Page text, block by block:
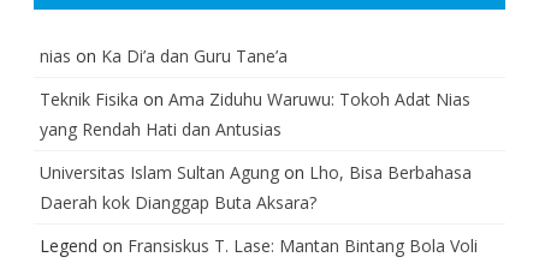
nias on Ka Di’a dan Guru Tane’a
Teknik Fisika on Ama Ziduhu Waruwu: Tokoh Adat Nias
yang Rendah Hati dan Antusias
Universitas Islam Sultan Agung on Lho, Bisa Berbahasa
Daerah kok Dianggap Buta Aksara?
Legend on Fransiskus T. Lase: Mantan Bintang Bola Voli